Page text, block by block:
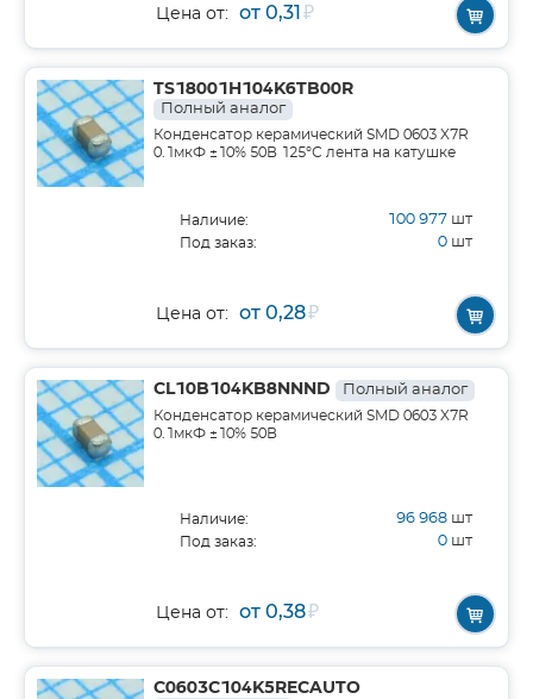
Цена от: от 0,31₽
TS18001H104K6TB00R
Полный аналог
Конденсатор керамический SMD 0603 X7R
0.1мкФ ±10% 50В 125°С лента на катушке
Наличие: 100 977 шт
Под заказ: 0 шт
Цена от: от 0,28₽
CL10B104KB8NNND Полный аналог
Конденсатор керамический SMD 0603 X7R
0.1мкФ ±10% 50В
Наличие: 96 968 шт
Под заказ: 0 шт
Цена от: от 0,38₽
C0603C104K5RECAUTO